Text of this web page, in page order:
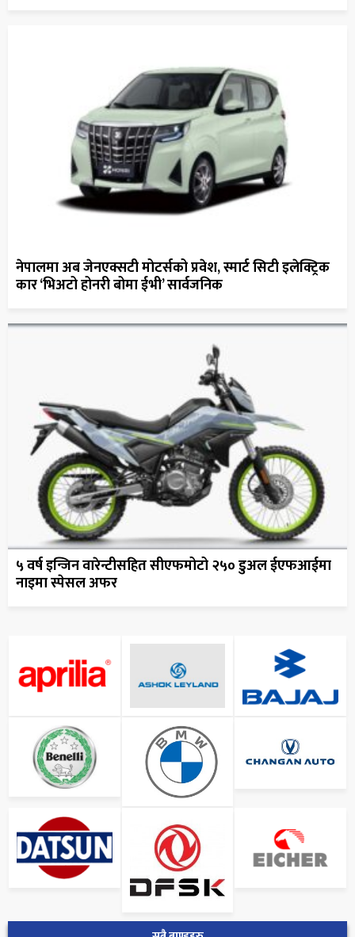
नेपालमा अब जेनएक्सटी मोटर्सको प्रवेश, स्मार्ट सिटी इलेक्ट्रिक
कार ‘भिअटो होनरी बोमा ईभी’ सार्वजनिक
५ वर्ष इन्जिन वारेन्टीसहित सीएफमोटो २५० डुअल ईएफआईमा
नाइमा स्पेसल अफर